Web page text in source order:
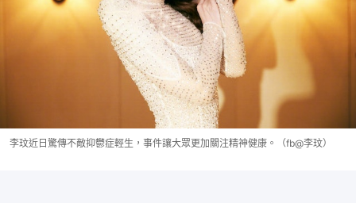
李玟近日驚傳不敵抑鬱症輕生，事件讓大眾更加關注精神健康。（fb@李玟）